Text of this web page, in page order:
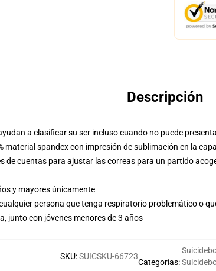
Descripción
a clasificar su ser incluso cuando no puede
material spandex con impresión de sublimación en la
de cuentas para ajustar las correas para un partido
y mayores únicamente
persona que tenga respiratorio problemático o
junto con jóvenes menores de 3 años
SKU:SUICSKU-66723
Categorías: